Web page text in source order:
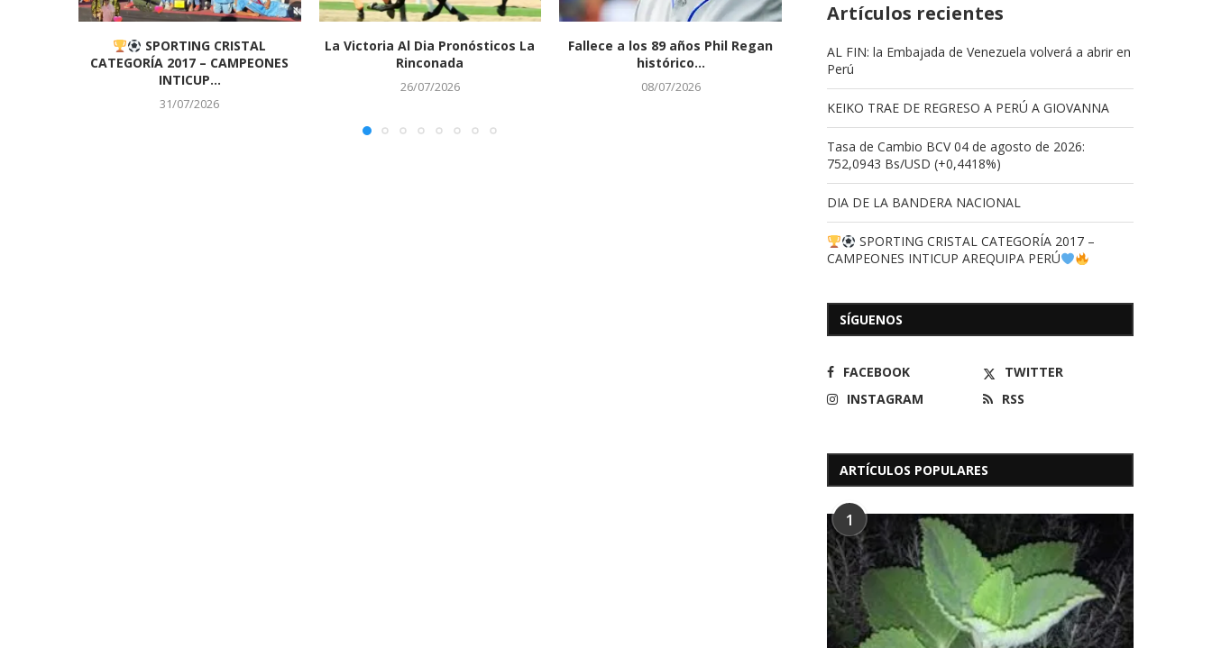
SPORTING CRISTAL
CATEGORÍA 2017 – CAMPEONES
INTICUP...
31/07/2026
La Victoria Al Dia Pronósticos La
Rinconada
26/07/2026
Fallece a los 89 años Phil Regan
histórico...
08/07/2026
Venezuela logra histórica
clasificación al Mundial Sub-19
17/06/2026
LA VICTORIA AL DIA
16/05/2026
Artículos recientes
AL FIN: la Embajada de Venezuela volverá a abrir en
Perú
KEIKO TRAE DE REGRESO A PERÚ A GIOVANNA
Tasa de Cambio BCV 04 de agosto de 2026:
752,0943 Bs/USD (+0,4418%)
DIA DE LA BANDERA NACIONAL
SPORTING CRISTAL CATEGORÍA 2017 –
CAMPEONES INTICUP AREQUIPA PERÚ
SÍGUENOS
FACEBOOK
TWITTER
INSTAGRAM
RSS
ARTÍCULOS POPULARES
1